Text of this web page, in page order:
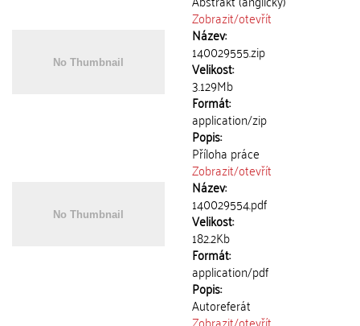
Zobrazit/otevřít
Název:
140029555.zip
Velikost:
3.129Mb
Formát:
application/zip
Popis:
Příloha práce
Zobrazit/otevřít
Název:
140029554.pdf
Velikost:
182.2Kb
Formát:
application/pdf
Popis:
Autoreferát